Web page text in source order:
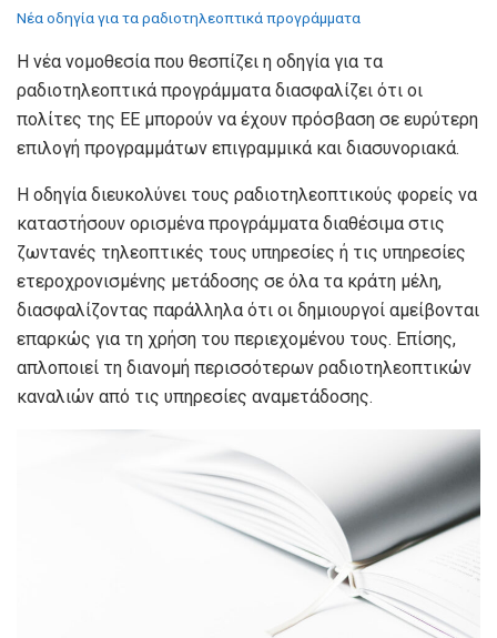
Νέα οδηγία για τα ραδιοτηλεοπτικά προγράμματα
Η νέα νομοθεσία που θεσπίζει η οδηγία για τα
ραδιοτηλεοπτικά προγράμματα διασφαλίζει ότι οι
πολίτες της ΕΕ μπορούν να έχουν πρόσβαση σε ευρύτερη
επιλογή προγραμμάτων επιγραμμικά και διασυνοριακά.
Η οδηγία διευκολύνει τους ραδιοτηλεοπτικούς φορείς να
καταστήσουν ορισμένα προγράμματα διαθέσιμα στις
ζωντανές τηλεοπτικές τους υπηρεσίες ή τις υπηρεσίες
ετεροχρονισμένης μετάδοσης σε όλα τα κράτη μέλη,
διασφαλίζοντας παράλληλα ότι οι δημιουργοί αμείβονται
επαρκώς για τη χρήση του περιεχομένου τους. Επίσης,
απλοποιεί τη διανομή περισσότερων ραδιοτηλεοπτικών
καναλιών από τις υπηρεσίες αναμετάδοσης.